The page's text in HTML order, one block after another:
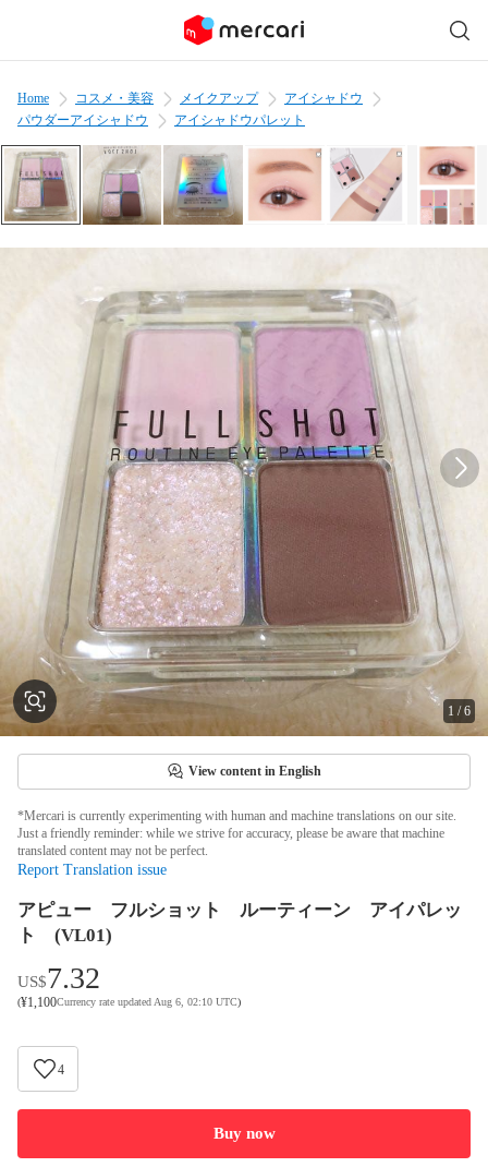
Home コスメ・美容 メイクアップ
アイシャドウ
パウダーアイシャドウ
アイシャドウパレット
1 /6
View content in English
*Mercari is currently experimenting with human and machine translations on our site.
Just a friendly reminder: while we strive for accuracy, please be aware that machine
translated content may not be perfect.
Report Translation issue
アピュー フルショット ルーティーン アイパレッ
ト (VL01)
US$7.32
(¥1,100Currency rate updated Aug 6, 02:10 UTC)
4
Buy now